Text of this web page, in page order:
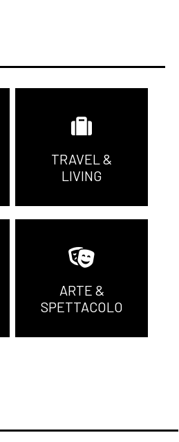
TRAVEL &
LIVING
ARTE &
SPETTACOLO